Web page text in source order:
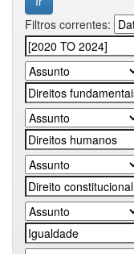
Filtros correntes: